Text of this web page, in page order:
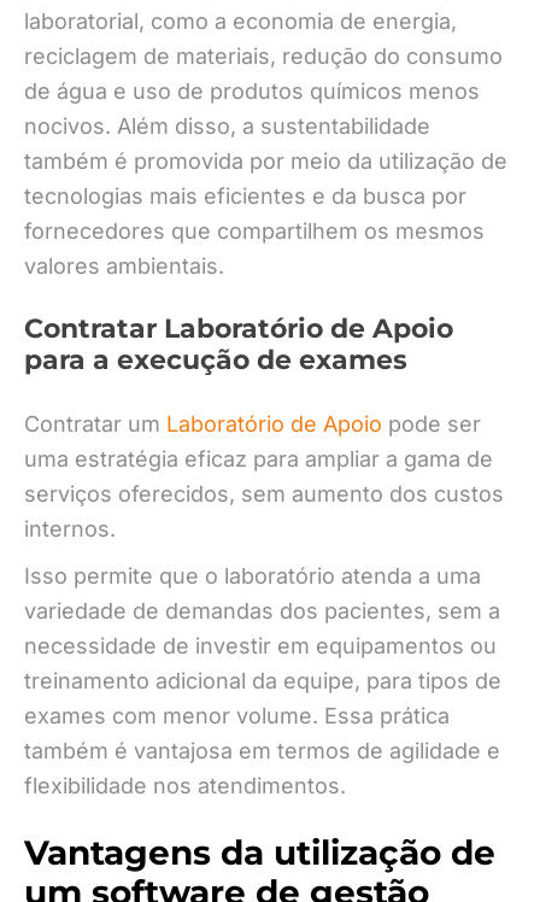
laboratorial, como a economia de energia,
reciclagem de materiais, redução do consumo
de água e uso de produtos químicos menos
nocivos. Além disso, a sustentabilidade
também é promovida por meio da utilização de
tecnologias mais eficientes e da busca por
fornecedores que compartilhem os mesmos
valores ambientais.
Contratar Laboratório de Apoio
para a execução de exames
Contratar um Laboratório de Apoio pode ser
uma estratégia eficaz para ampliar a gama de
serviços oferecidos, sem aumento dos custos
internos.
Isso permite que o laboratório atenda a uma
variedade de demandas dos pacientes, sem a
necessidade de investir em equipamentos ou
treinamento adicional da equipe, para tipos de
exames com menor volume. Essa prática
também é vantajosa em termos de agilidade e
flexibilidade nos atendimentos.
Vantagens da utilização de
um software de gestão